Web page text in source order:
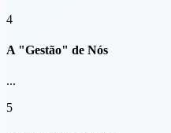
4
A "Gestão" de Nós
...
5